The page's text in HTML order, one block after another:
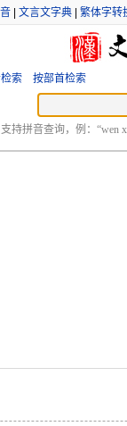
文言文字典 繁体字转
索 按部首检索
支持拼音查询，例：“wen